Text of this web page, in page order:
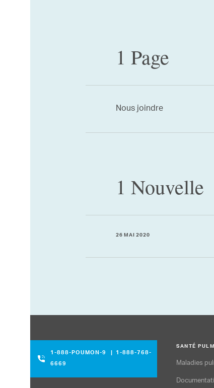
1 Page
Nous joindre
1 Nouvelle
26 MAI 2020
1-888-POUMON-9 | 1-888-768-
6669
SANTÉ
Maladies